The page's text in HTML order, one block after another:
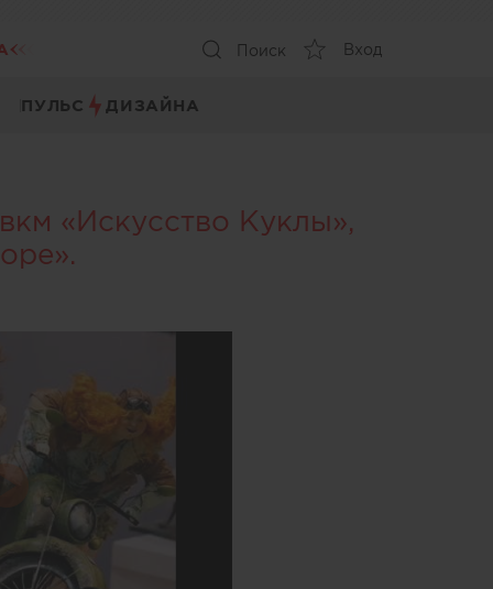
Поиск Вход
ПУЛЬС ДИЗАЙНА
«Искусство Куклы»,